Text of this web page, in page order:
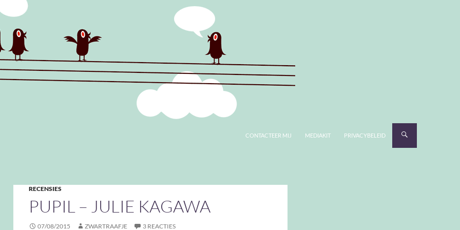
CONTACTEER MIJ MEDIAKIT PRIVACYBELEID
RECENSIES
PUPIL – JULIE KAGAWA
07/08/2015 ZWARTRAAFJE 3 REACTIES